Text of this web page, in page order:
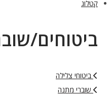
קטלוג
ביטוחים/
ביטוחי צלילה
שוברי מתנה